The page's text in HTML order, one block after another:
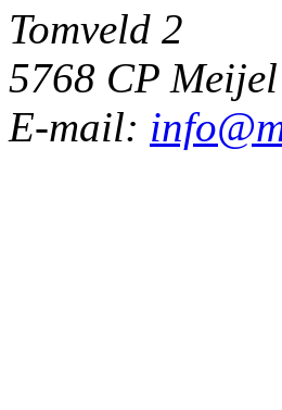
Tomveld 2
5768 CP Meijel
E-mail: